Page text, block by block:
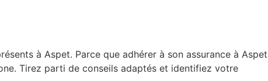
à Aspet. Parce que adhérer à son assurance à Aspet
Tirez parti de conseils adaptés et identifiez votre